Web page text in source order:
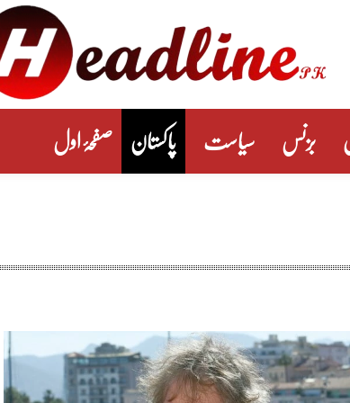
بزنس سیاست پاکستان صفحۂ اول